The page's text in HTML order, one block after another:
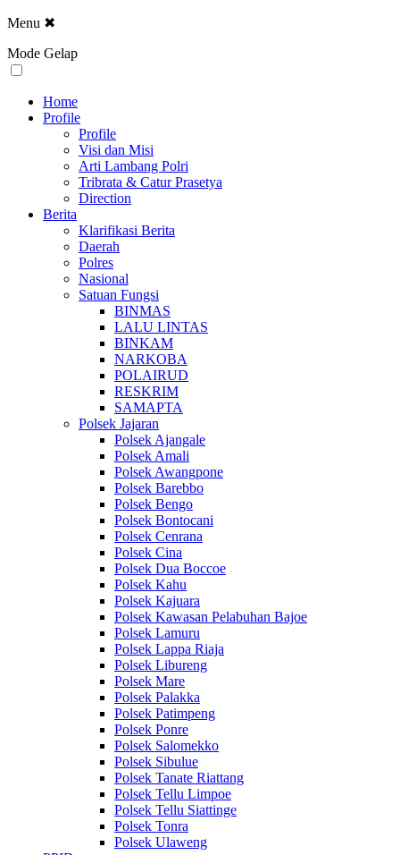
Menu ✖
Mode Gelap
Home
Profile
Profile
Visi dan Misi
Arti Lambang Polri
Tribrata & Catur Prasetya
Direction
Berita
Klarifikasi Berita
Daerah
Polres
Nasional
Satuan Fungsi
BINMAS
LALU LINTAS
BINKAM
NARKOBA
POLAIRUD
RESKRIM
SAMAPTA
Polsek Jajaran
Polsek Ajangale
Polsek Amali
Polsek Awangpone
Polsek Barebbo
Polsek Bengo
Polsek Bontocani
Polsek Cenrana
Polsek Cina
Polsek Dua Boccoe
Polsek Kahu
Polsek Kajuara
Polsek Kawasan Pelabuhan Bajoe
Polsek Lamuru
Polsek Lappa Riaja
Polsek Libureng
Polsek Mare
Polsek Palakka
Polsek Patimpeng
Polsek Ponre
Polsek Salomekko
Polsek Sibulue
Polsek Tanate Riattang
Polsek Tellu Limpoe
Polsek Tellu Siattinge
Polsek Tonra
Polsek Ulaweng